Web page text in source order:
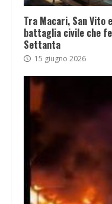
Tra Macari, San Vito
battaglia civile che
Settanta
15 giugno 2026